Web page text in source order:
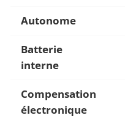
Autonome
Batterie
interne
Compensation
électronique